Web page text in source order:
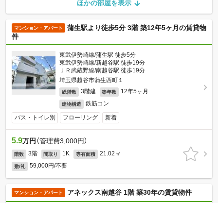
ほかの部屋を表示
マンション・アパート
蒲生駅より徒歩5分 3階 築12年5ヶ月の賃貸物
件
東武伊勢崎線/蒲生駅 徒歩5分
東武伊勢崎線/新越谷駅 徒歩19分
ＪＲ武蔵野線/南越谷駅 徒歩19分
埼玉県越谷市蒲生西町１
総階数 3階建 築年数 12年5ヶ月
建物構造 鉄筋コン
バス・トイレ別 フローリング 新着
5.9万円 （管理費3,000円）
階数 3階 間取り 1K 専有面積 21.02㎡
敷/礼 59,000円/不要
マンション・アパート アネックス南越谷 1階 築30年の賃貸物件